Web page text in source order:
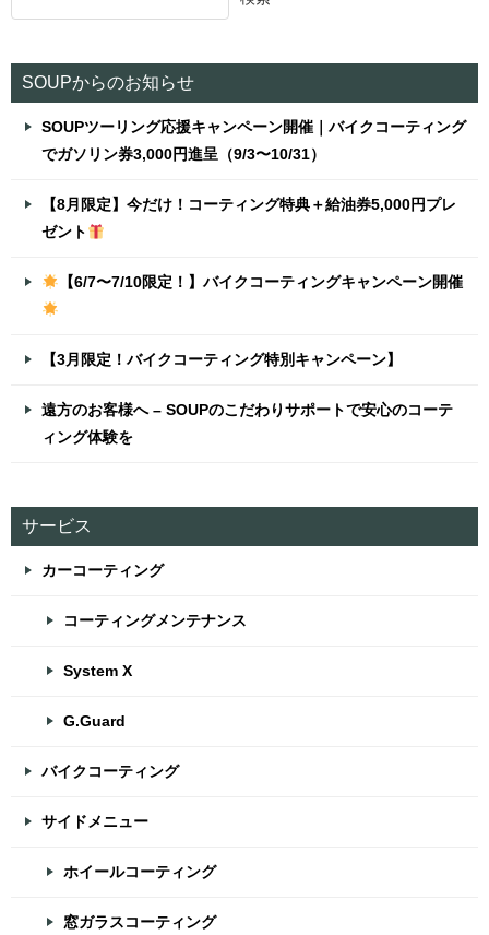
SOUPからのお知らせ
SOUPツーリング応援キャンペーン開催｜バイクコーティング
でガソリン券3,000円進呈（9/3〜10/31）
【8月限定】今だけ！コーティング特典＋給油券5,000円プレ
ゼント
【6/7〜7/10限定！】バイクコーティングキャンペーン開催
【3月限定！バイクコーティング特別キャンペーン】
遠方のお客様へ – SOUPのこだわりサポートで安心のコーテ
ィング体験を
サービス
カーコーティング
コーティングメンテナンス
System X
G.Guard
バイクコーティング
サイドメニュー
ホイールコーティング
窓ガラスコーティング